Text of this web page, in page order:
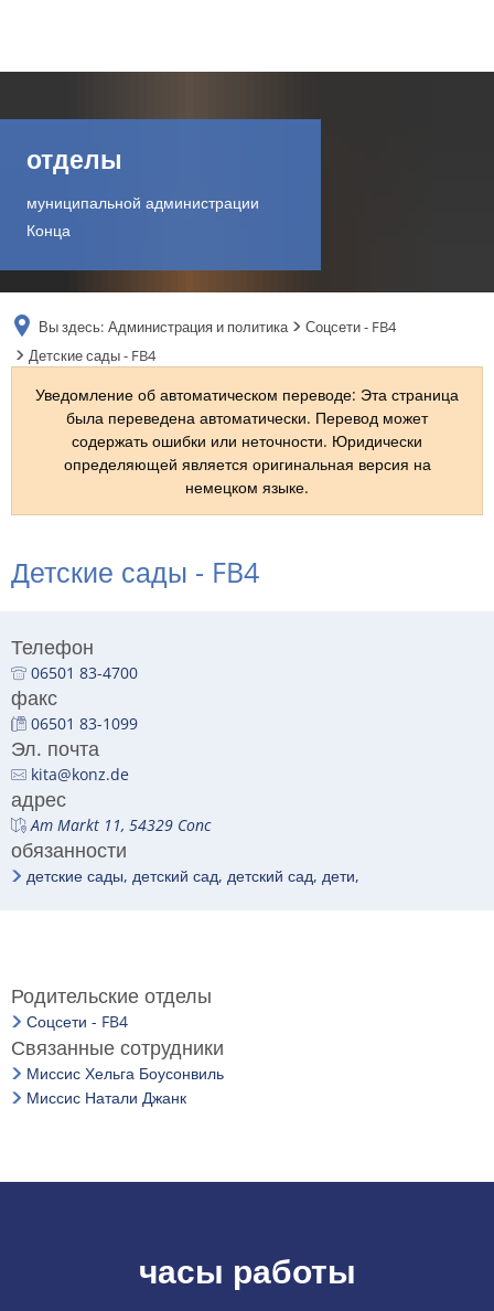
TR
UK
отделы
муниципальной администрации
Конца
Вы здесь: Администрация и политика
Соцсети - FB4
Детские сады - FB4
Уведомление об автоматическом переводе: Эта страница
была переведена автоматически. Перевод может
содержать ошибки или неточности. Юридически
определяющей является оригинальная версия на
немецком языке.
Детские сады - FB4
Телефон
06501 83-4700
факс
06501 83-1099
Эл. почта
kita@konz.de
адрес
Am Markt 11, 54329 Conc
обязанности
детские сады, детский сад, детский сад, дети,
Родительские отделы
Соцсети - FB4
Связанные сотрудники
Миссис Хельга Боусонвиль
Миссис Натали Джанк
часы работы